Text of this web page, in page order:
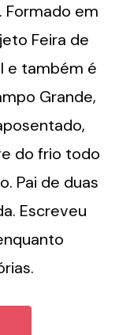
Formado em
Feira de
e também é
Grande,
do frio todo
Pai de duas
Escreveu